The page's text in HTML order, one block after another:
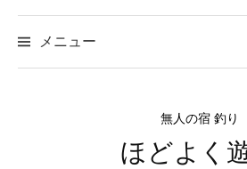
メニュー
無人の宿 釣り
ほどよく